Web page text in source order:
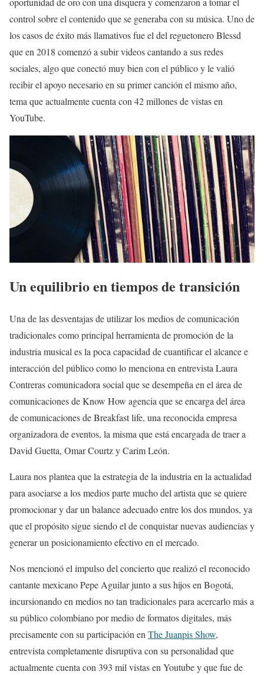
control sobre el contenido que se generaba con su música. Uno de
los casos de éxito más llamativos fue el del reguetonero Blessd
que en 2018 comenzó a subir videos cantando a sus redes
sociales, algo que conectó muy bien con el público y le valió
recibir el apoyo necesario en su primer canción el mismo año,
tema que actualmente cuenta con 42 millones de vistas en
YouTube.
Un equilibrio en tiempos de transición
Una de las desventajas de utilizar los medios de comunicación
tradicionales como principal herramienta de promoción de la
industria musical es la poca capacidad de cuantificar el alcance e
interacción del público como lo menciona en entrevista Laura
Contreras comunicadora social que se desempeña en el área de
comunicaciones de Know How agencia que se encarga del área
de comunicaciones de Breakfast life, una reconocida empresa
organizadora de eventos, la misma que está encargada de traer a
David Guetta, Omar Courtz y Carim León.
Laura nos plantea que la estrategia de la industria en la actualidad
para asociarse a los medios parte mucho del artista que se quiere
promocionar y dar un balance adecuado entre los dos mundos, ya
que el propósito sigue siendo el de conquistar nuevas audiencias y
generar un posicionamiento efectivo en el mercado.
Nos mencionó el impulso del concierto que realizó el reconocido
cantante mexicano Pepe Aguilar junto a sus hijos en Bogotá,
incursionando en medios no tan tradicionales para acercarlo más a
su público colombiano por medio de formatos digitales, más
precisamente con su participación enThe Juanpis Show,
entrevista completamente disruptiva con su personalidad que
actualmente cuenta con 393 mil vistas en Youtube y que fue de